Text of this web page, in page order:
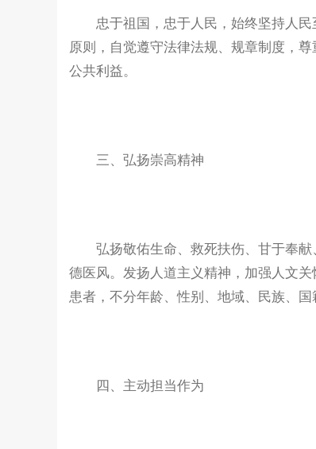
忠于祖国，忠于人民，始终坚持人民
原则，自觉遵守法律法规、规章制度，
公共利益。
三、弘扬崇高精神
弘扬敬佑生命、救死扶伤、甘于奉献
德医风。发扬人道主义精神，加强人文
患者，不分年龄、性别、地域、民族、
四、主动担当作为